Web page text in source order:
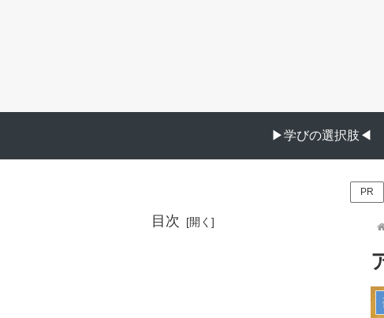
▶︎学びの選択肢◀︎
PR
目次